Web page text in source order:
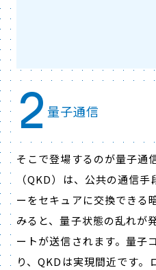
2 量子通信
そこで登場するのが量子通
（QKD）は、公共の通信
ーをセキュアに交換できる
みると、量子状態の乱れが
ートが送信されます。量子
り、QKDは実現間近です。